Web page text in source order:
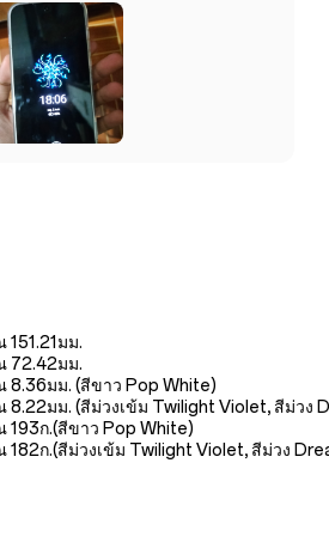
มม.
72.42มม.
8.36มม. (สีขาว Pop White)
8.22มม. (สีม่วงเข้ม Twilight Violet, สีม่วง
193ก.(สีขาว Pop White)
182ก.(สีม่วงเข้ม Twilight Violet, สีม่วง